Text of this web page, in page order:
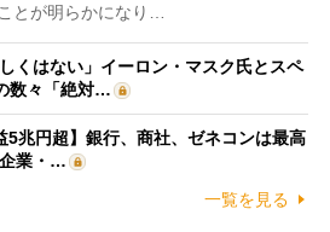
とが明らかになり…
くはない」イーロン・マスク氏とスペ
数々「絶対…
5兆円超】銀行、商社、ゼネコンは最高
業・…
一覧を見る